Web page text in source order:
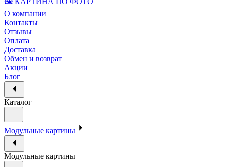
О компании
Контакты
Отзывы
Оплата
Доставка
Обмен и возврат
Акции
Блог
Каталог
Модульные картины
Модульные картины